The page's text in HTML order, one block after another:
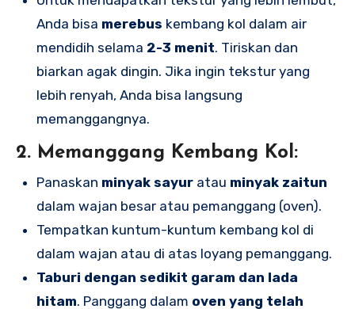
Anda bisa merebus kembang kol dalam air
mendidih selama 2-3 menit. Tiriskan dan
biarkan agak dingin. Jika ingin tekstur yang
lebih renyah, Anda bisa langsung
memanggangnya.
2. Memanggang Kembang Kol:
Panaskan minyak sayuratau minyak zaitun
dalam wajan besar atau pemanggang (oven).
Tempatkan kuntum-kuntum kembang kol di
dalam wajan atau di atas loyang pemanggang.
Taburi dengan sedikit garam dan lada
hitam. Panggang dalam oven yang telah